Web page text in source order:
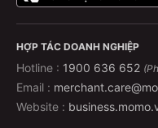
HỢP TÁC DOANH NGHIỆP
Hotline : 1900 636 652
Email :
Website :